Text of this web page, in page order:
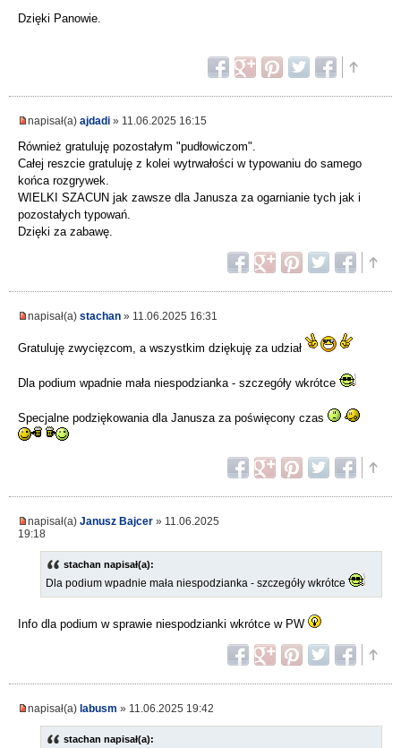
Dzięki Panowie.
napisał(a) ajdadi » 11.06.2025 16:15
Również gratuluję pozostałym "pudłowiczom".
Całej reszcie gratuluję z kolei wytrwałości w typowaniu do samego
końca rozgrywek.
WIELKI SZACUN jak zawsze dla Janusza za ogarnianie tych jak i
pozostałych typowań.
Dzięki za zabawę.
napisał(a) stachan » 11.06.2025 16:31
Gratuluję zwycięzcom, a wszystkim dziękuję za udział
Dla podium wpadnie mała niespodzianka - szczegóły wkrótce
Specjalne podziękowania dla Janusza za poświęcony czas
napisał(a) Janusz Bajcer » 11.06.2025
19:18
stachan napisał(a):
Dla podium wpadnie mała niespodzianka - szczegóły wkrótce
Info dla podium w sprawie niespodzianki wkrótce w PW
napisał(a) labusm » 11.06.2025 19:42
stachan napisał(a):